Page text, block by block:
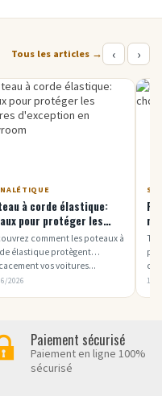
Tous les articles → ‹ ›
à corde élastique:
pour protéger les
d'exception en
comment les poteaux à
élastique protègent
vos voitures...
2026 15/
Paiement sécurisé
Paiement en ligne 100%
sécurisé